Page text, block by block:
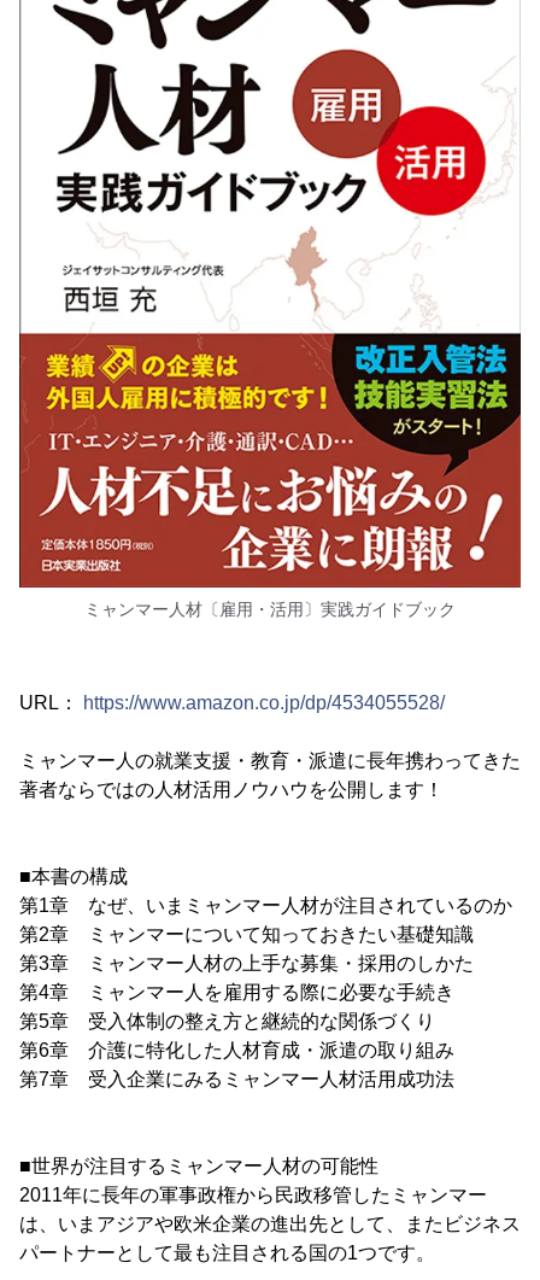
ミャンマー人材〔雇用・活用〕実践ガイドブック
URL： https://www.amazon.co.jp/dp/4534055528/
ミャンマー人の就業支援・教育・派遣に長年携わってきた
著者ならではの人材活用ノウハウを公開します！
■本書の構成
第1章 なぜ、いまミャンマー人材が注目されているのか
第2章 ミャンマーについて知っておきたい基礎知識
第3章 ミャンマー人材の上手な募集・採用のしかた
第4章 ミャンマー人を雇用する際に必要な手続き
第5章 受入体制の整え方と継続的な関係づくり
第6章 介護に特化した人材育成・派遣の取り組み
第7章 受入企業にみるミャンマー人材活用成功法
■世界が注目するミャンマー人材の可能性
2011年に長年の軍事政権から民政移管したミャンマー
は、いまアジアや欧米企業の進出先として、またビジネス
パートナーとして最も注目される国の1つです。